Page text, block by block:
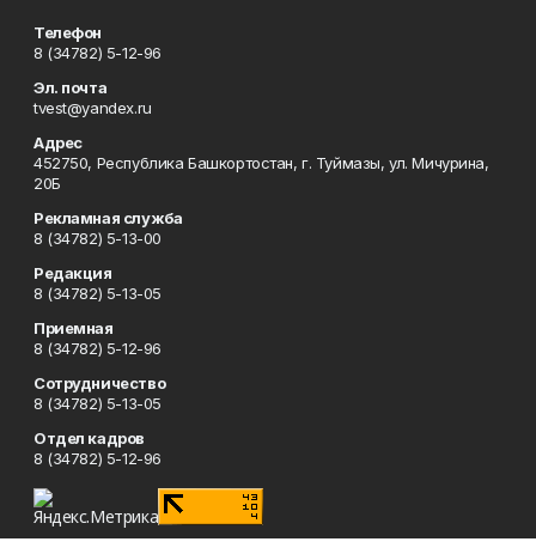
Телефон
8 (34782) 5-12-96
Эл. почта
tvest@yandex.ru
Адрес
452750, Республика Башкортостан, г. Туймазы, ул. Мичурина,
20Б
Рекламная служба
8 (34782) 5-13-00
Редакция
8 (34782) 5-13-05
Приемная
8 (34782) 5-12-96
Сотрудничество
8 (34782) 5-13-05
Отдел кадров
8 (34782) 5-12-96